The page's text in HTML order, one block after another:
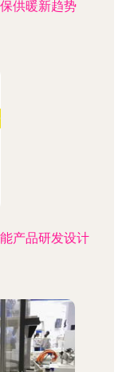
供暖新趋势
产品研发设计